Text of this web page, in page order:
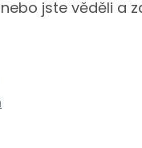
jste věděli a